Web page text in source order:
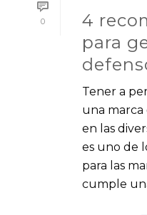
0
4
para
Tener a
una marca
en las
es uno de
para las
cumple